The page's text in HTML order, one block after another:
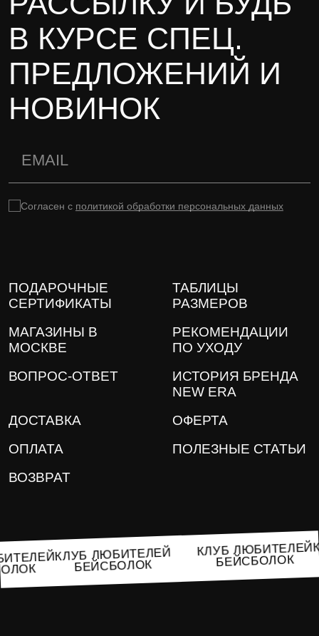
В КУРСЕ СПЕЦ.
ПРЕДЛОЖЕНИЙ И
НОВИНОК
Согласен с политикой обработки персональных данных
ПОДАРОЧНЫЕ
СЕРТИФИКАТЫ
ТАБЛИЦЫ
РАЗМЕРОВ
МАГАЗИНЫ В
МОСКВЕ
РЕКОМЕНДАЦИИ
ПО УХОДУ
ВОПРОС-ОТВЕТ
ИСТОРИЯ БРЕНДА
NEW ERA
ДОСТАВКА
ОФЕРТА
ОПЛАТА
ПОЛЕЗНЫЕ СТАТЬИ
ВОЗВРАТ
КЛУБ ЛЮБИТЕЛЕЙ
БЕЙСБОЛОК
КЛУБ
БЕЙСБОЛОК